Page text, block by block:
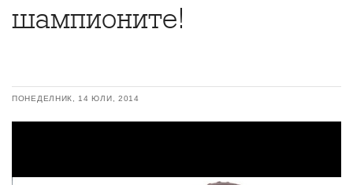
шампионите!
ПОНЕДЕЛНИК, 14 ЮЛИ, 2014